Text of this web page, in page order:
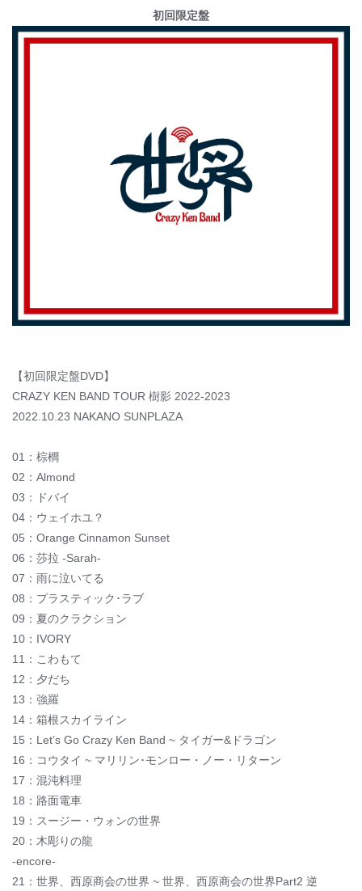
初回限定盤
【初回限定盤DVD】
CRAZY KEN BAND TOUR 樹影 2022-2023
2022.10.23 NAKANO SUNPLAZA
01：棕櫚
02：Almond
03：ドバイ
04：ウェイホユ？
05：Orange Cinnamon Sunset
06：莎拉 -Sarah-
07：雨に泣いてる
08：プラスティック･ラブ
09：夏のクラクション
10：IVORY
11：こわもて
12：夕だち
13：強羅
14：箱根スカイライン
15：Let’s Go Crazy Ken Band ~ タイガー&ドラゴン
16：コウタイ ~ マリリン･モンロー・ノー・リターン
17：混沌料理
18：路面電車
19：スージー・ウォンの世界
20：木彫りの龍
-encore-
21：世界、西原商会の世界 ~ 世界、西原商会の世界Part2 逆